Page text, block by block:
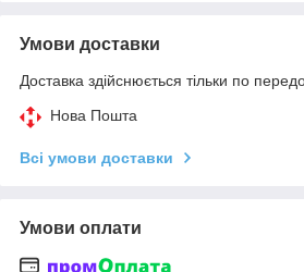
Умови доставки
Доставка здійснюється тільки по
Нова Пошта
Всі умови доставки
Умови оплати